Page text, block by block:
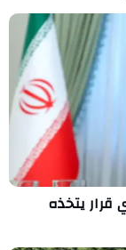
قرار يتخذه